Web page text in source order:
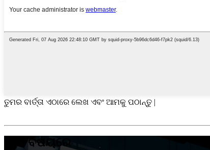
ତୁମର ବାର୍ତ୍ତା ଏଠାରେ ଲେଖ ଏବଂ ଆମକୁ ପଠାନ୍ତୁ |
ଆମ ବିଷୟରେ